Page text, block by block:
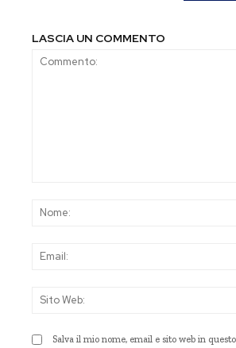
LASCIA UN COMMENTO
Salva il mio nome, email e sito web in